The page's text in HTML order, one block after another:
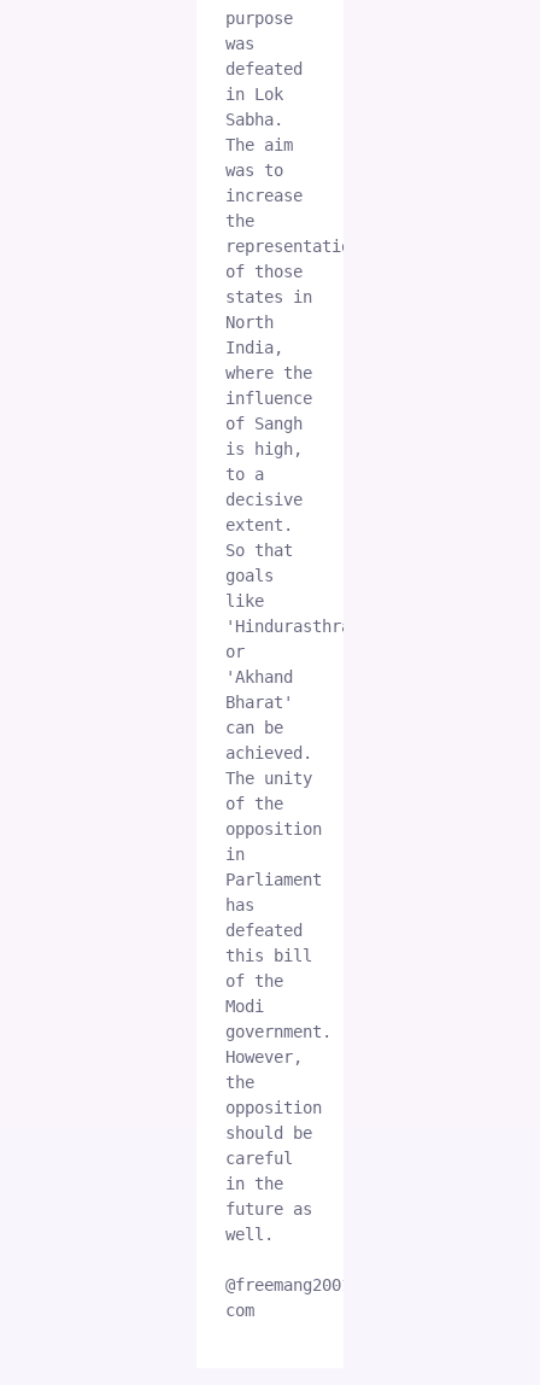
purpose
was
defeated
in Lok
Sabha.
The aim
was to
increase
the
representation
of those
states in
North
India,
where the
influence
of Sangh
is high,
to a
decisive
extent.
So that
goals
like
'Hindurasthra'
or
'Akhand
Bharat'
can be
achieved.
The unity
of the
opposition
in
Parliament
has
defeated
this bill
of the
Modi
government.
However,
the
opposition
should be
careful
in the
future as
well.
@freemang2001gmail-
com